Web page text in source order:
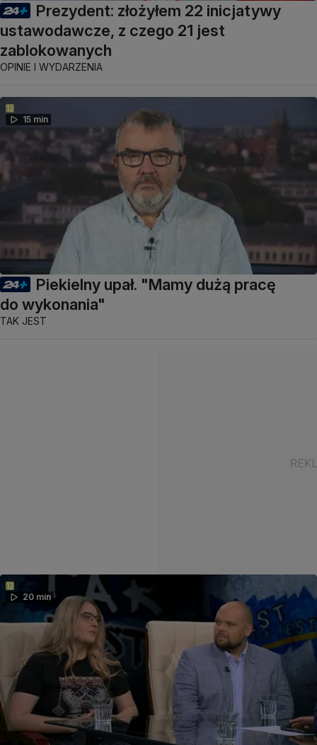
Prezydent: złożyłem 22 inicjatywy
ustawodawcze, z czego 21 jest
zablokowanych
OPINIE I WYDARZENIA
15 min
Piekielny upał. "Mamy dużą pracę
do wykonania"
TAK JEST
20 min